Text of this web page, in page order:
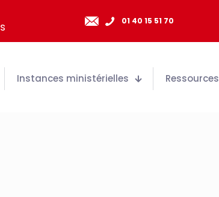
01 40 15 51 70
Instances ministérielles Ressources